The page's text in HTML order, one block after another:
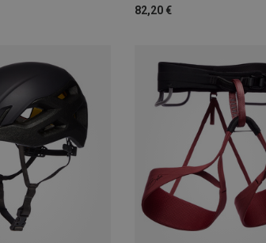
82,20 €